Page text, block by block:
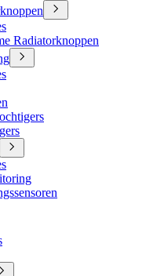
Radiatorknoppen